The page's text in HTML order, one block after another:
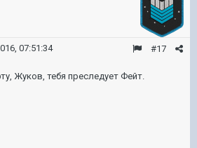
#17
07:51:34
Жуков, тебя преследует Фейт.